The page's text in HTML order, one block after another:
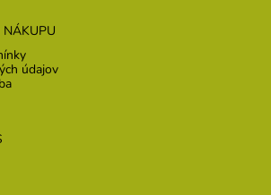
NÁKUPU
údajov